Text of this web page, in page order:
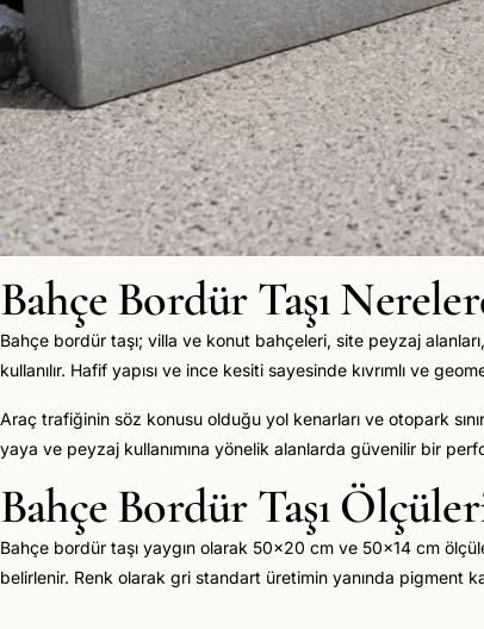
Bahçe Bordür Taşı
Bahçe bordür taşı; villa ve konut bahçeleri, site peyzaj
kullanılır. Hafif yapısı ve ince kesiti sayesinde kıvrımlı ve
Araç trafiğinin söz konusu olduğu yol kenarları ve otopark
yaya ve peyzaj kullanımına yönelik alanlarda güvenilir bir
Bahçe Bordür Taşı
Bahçe bordür taşı yaygın olarak 50x20 cm ve 50x14 cm
belirlenir. Renk olarak gri standart üretimin yanında pigment